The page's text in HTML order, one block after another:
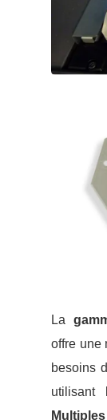
La
offre une
besoins
utilisant